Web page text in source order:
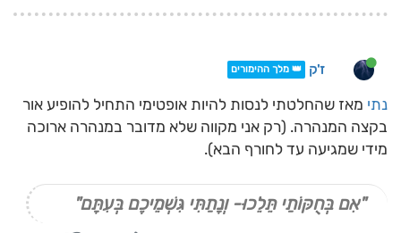
ז'ק 👑 מלך ההימורים
נתי מאז שהחלטתי לנסות להיות אופטימי התחיל להופיע אור
בקצה המנהרה. (רק אני מקווה שלא מדובר במנהרה ארוכה
מידי שמגיעה עד לחורף הבא).
"אִם בְּחֻקּוֹתַי תֵּלֵכוּ- וְנָתַתִּי גִּשְׁמֵיכֶם בְּעִתָּם"